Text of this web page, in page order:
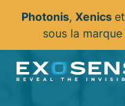
principal
Photonis, Xenics et
sous la marque